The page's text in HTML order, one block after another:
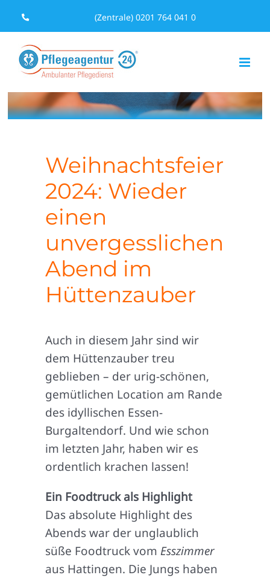
Inhalt
springen
(Zentrale) 0201 764 041 0
Weihnachtsfeier
2024: Wieder
einen
unvergesslichen
Abend im
Hüttenzauber
Auch in diesem Jahr sind wir
dem Hüttenzauber treu
geblieben – der urig-schönen,
gemütlichen Location am Rande
des idyllischen Essen-
Burgaltendorf. Und wie schon
im letzten Jahr, haben wir es
ordentlich krachen lassen!
Ein Foodtruck als Highlight
Das absolute Highlight des
Abends war der unglaublich
süße Foodtruck vom Esszimmer
aus Hattingen. Die Jungs haben